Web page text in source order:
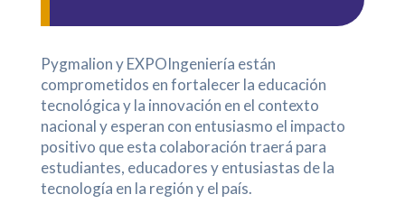
Pygmalion y EXPOIngeniería están
comprometidos en fortalecer la educación
tecnológica y la innovación en el contexto
nacional y esperan con entusiasmo el impacto
positivo que esta colaboración traerá para
estudiantes, educadores y entusiastas de la
tecnología en la región y el país.